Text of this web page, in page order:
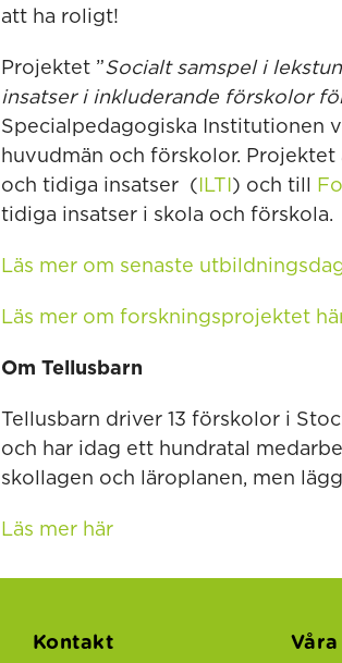
att ha roligt!
Projektet ”Socialt samspel i
insatser i inkluderande förskolor
Specialpedagogiska Institutionen
huvudmän och förskolor.
och tidiga insatser ( ILTI ) och till
tidiga insatser i skola och förskola.
Läs mer om senaste
Läs mer om forskningsprojektet
Om Tellusbarn
Tellusbarn driver 13 förskolor i
och har idag ett hundratal
skollagen och läroplanen, men
Läs mer här
Kontakt